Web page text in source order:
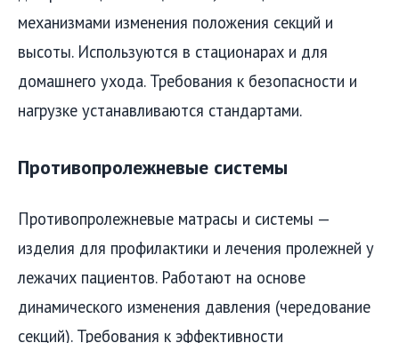
механизмами изменения положения секций и
высоты. Используются в стационарах и для
домашнего ухода. Требования к безопасности и
нагрузке устанавливаются стандартами.
Противопролежневые системы
Противопролежневые матрасы и системы —
изделия для профилактики и лечения пролежней у
лежачих пациентов. Работают на основе
динамического изменения давления (чередование
секций). Требования к эффективности